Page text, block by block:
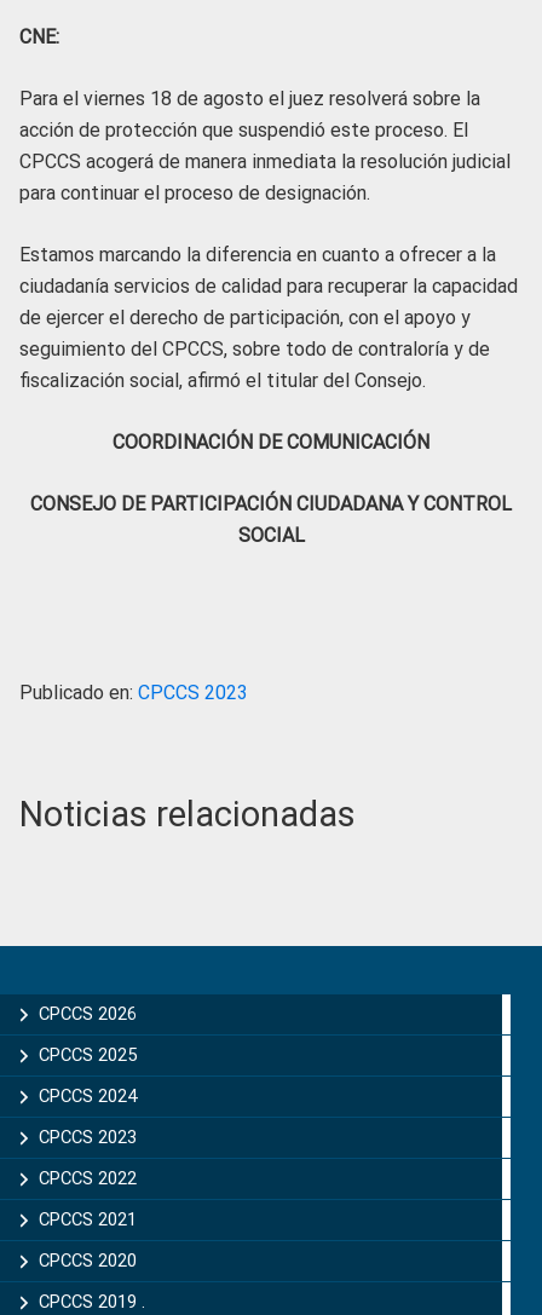
CNE:
Para el viernes 18 de agosto el juez resolverá sobre la
acción de protección que suspendió este proceso. El
CPCCS acogerá de manera inmediata la resolución judicial
para continuar el proceso de designación.
Estamos marcando la diferencia en cuanto a ofrecer a la
ciudadanía servicios de calidad para recuperar la capacidad
de ejercer el derecho de participación, con el apoyo y
seguimiento del CPCCS, sobre todo de contraloría y de
fiscalización social, afirmó el titular del Consejo.
COORDINACIÓN DE COMUNICACIÓN
CONSEJO DE PARTICIPACIÓN CIUDADANA Y CONTROL
SOCIAL
Publicado en: CPCCS 2023
Noticias relacionadas
Sidebar
CPCCS 2026
CPCCS 2025
CPCCS 2024
CPCCS 2023
CPCCS 2022
CPCCS 2021
CPCCS 2020
CPCCS 2019 .